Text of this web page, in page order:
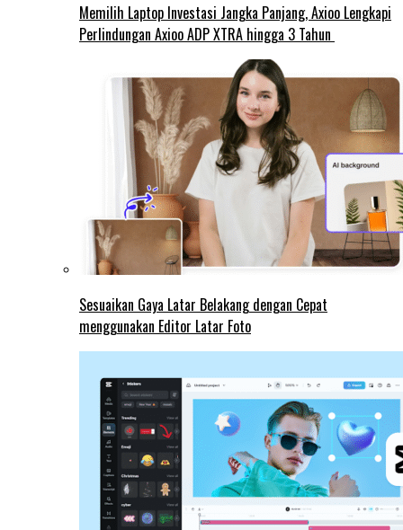
Memilih Laptop Investasi Jangka Panjang, Axioo Lengkapi
Perlindungan Axioo ADP XTRA hingga 3 Tahun
Sesuaikan Gaya Latar Belakang dengan Cepat
menggunakan Editor Latar Foto